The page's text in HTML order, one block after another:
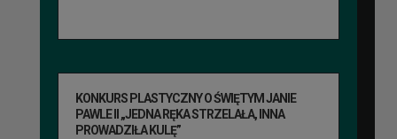
KONKURS PLASTYCZNY O ŚWIĘTYM JANIE
PAWLE II „JEDNA RĘKA STRZELAŁA, INNA
PROWADZIŁA KULĘ”